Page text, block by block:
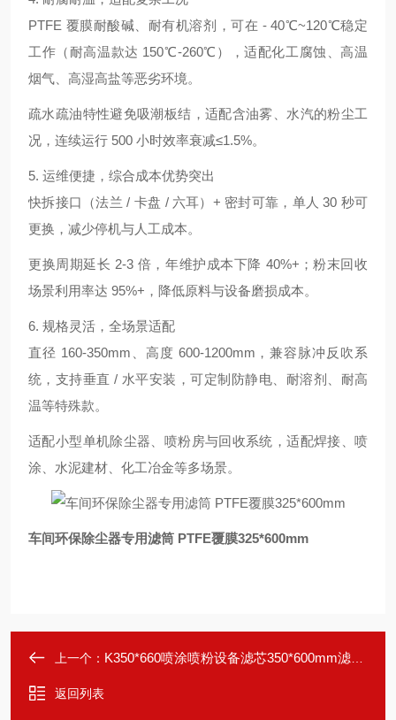
PTFE 覆膜耐酸碱、耐有机溶剂，可在 - 40℃~120℃稳定
工作（耐高温款达 150℃-260℃），适配化工腐蚀、高温
烟气、高湿高盐等恶劣环境。
疏水疏油特性避免吸潮板结，适配含油雾、水汽的粉尘工
况，连续运行 500 小时效率衰减≤1.5%。
5. 运维便捷，综合成本优势突出
快拆接口（法兰 / 卡盘 / 六耳）+ 密封可靠，单人 30 秒可
更换，减少停机与人工成本。
更换周期延长 2-3 倍，年维护成本下降 40%+；粉末回收
场景利用率达 95%+，降低原料与设备磨损成本。
6. 规格灵活，全场景适配
直径 160-350mm、高度 600-1200mm，兼容脉冲反吹系
统，支持垂直 / 水平安装，可定制防静电、耐溶剂、耐高
温等特殊款。
适配小型单机除尘器、喷粉房与回收系统，适配焊接、喷
涂、水泥建材、化工冶金等多场景。
车间环保除尘器专用滤筒 PTFE覆膜325*600mm
上一个： K350*660喷涂喷粉设备滤芯350*600mm滤筒 性能
返回列表